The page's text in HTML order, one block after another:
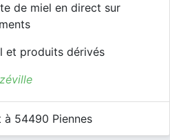
de miel en direct sur
et produits dérivés
à 54490 Piennes